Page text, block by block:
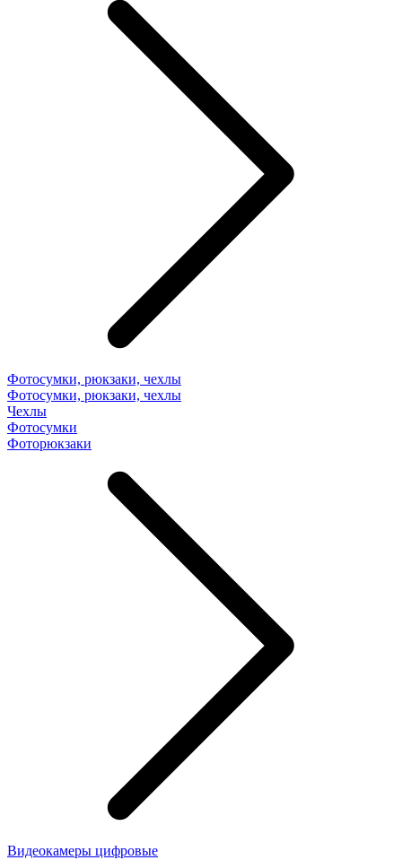
Фотосумки, рюкзаки, чехлы
Фотосумки, рюкзаки, чехлы
Чехлы
Фотосумки
Фоторюкзаки
Видеокамеры цифровые